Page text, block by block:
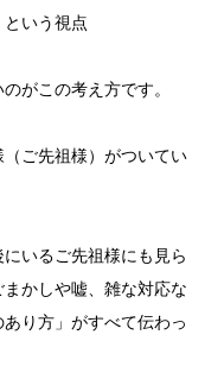
という視点
がこの考え方です。
（ご先祖様）がついてい
いるご先祖様にも見ら
かしや嘘、雑な対応な
り方」がすべて伝わっ